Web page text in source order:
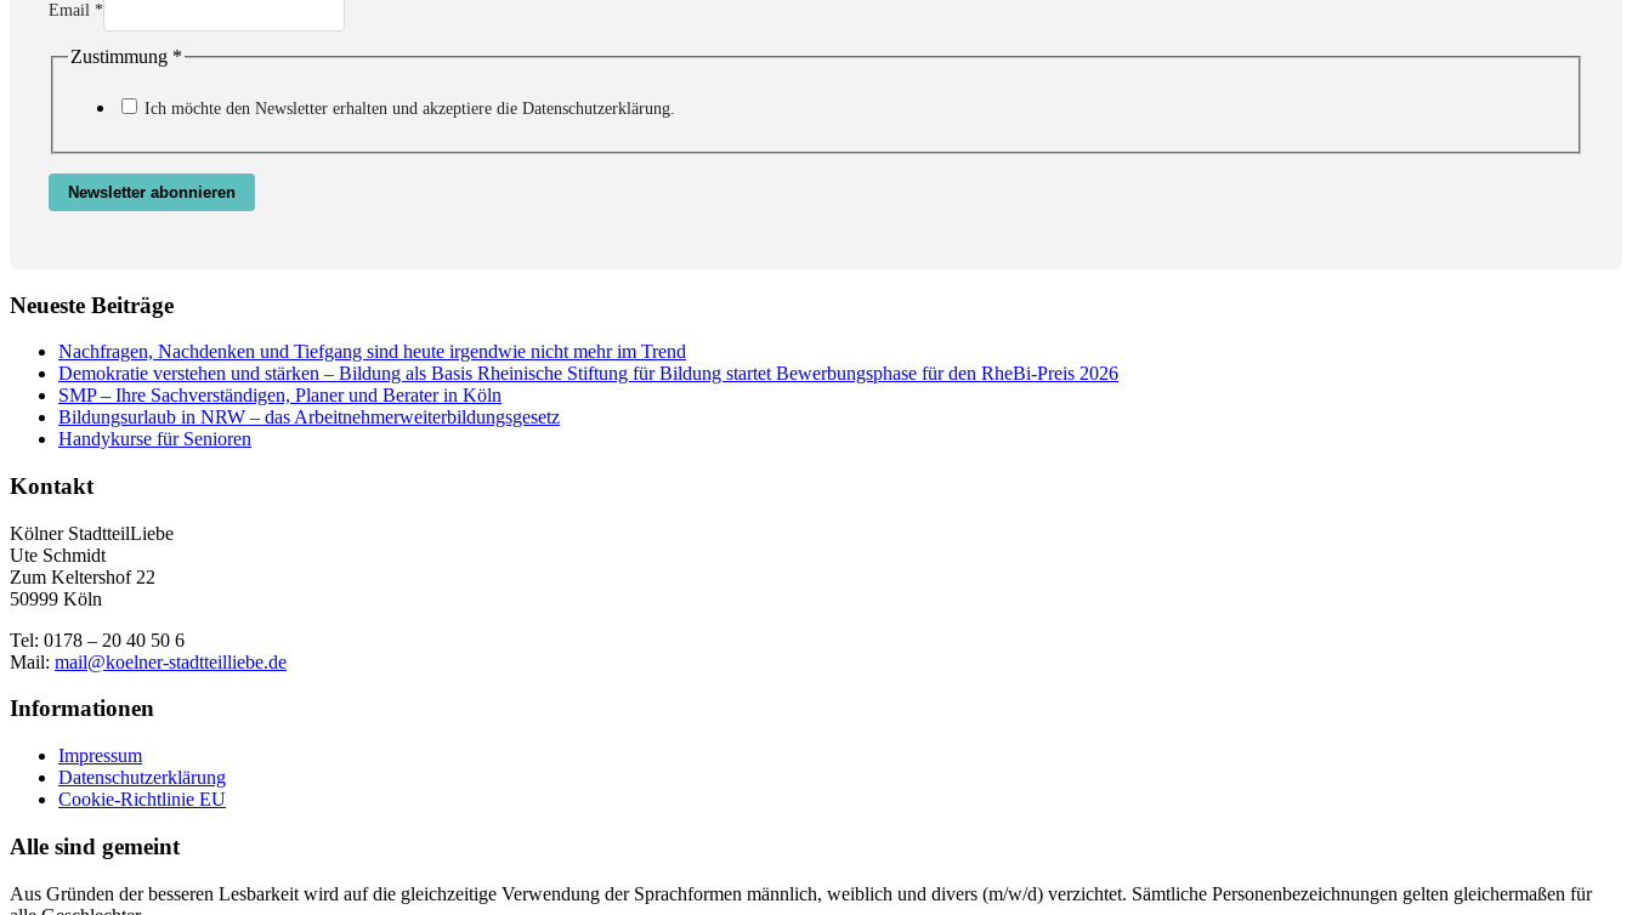
Email *
Zustimmung *
Ich möchte den Newsletter erhalten und akzeptiere die Datenschutzerklärung.
Newsletter abonnieren
Neueste Beiträge
Nachfragen, Nachdenken und Tiefgang sind heute irgendwie nicht mehr im Trend
Demokratie verstehen und stärken – Bildung als Basis Rheinische Stiftung für Bildung startet Bewerbungsphase für den RheBi-Preis 2026
SMP – Ihre Sachverständigen, Planer und Berater in Köln
Bildungsurlaub in NRW – das Arbeitnehmerweiterbildungsgesetz
Handykurse für Senioren
Kontakt
Kölner StadtteilLiebe
Ute Schmidt
Zum Keltershof 22
50999 Köln
Tel: 0178 – 20 40 50 6
Mail: mail@koelner-stadtteilliebe.de
Informationen
Impressum
Datenschutzerklärung
Cookie-Richtlinie EU
Alle sind gemeint
Aus Gründen der besseren Lesbarkeit wird auf die gleichzeitige Verwendung der Sprachformen männlich, weiblich und divers (m/w/d) verzichtet. Sämtliche Personenbezeichnungen gelten gleichermaßen für